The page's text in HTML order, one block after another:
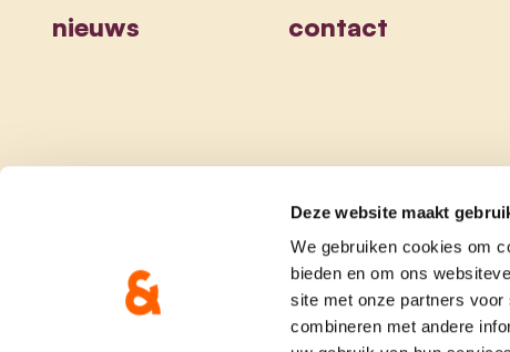
Deze website maakt
We gebruiken cookies om
bieden en om ons
site met onze partners
combineren met andere
nieuws
contact